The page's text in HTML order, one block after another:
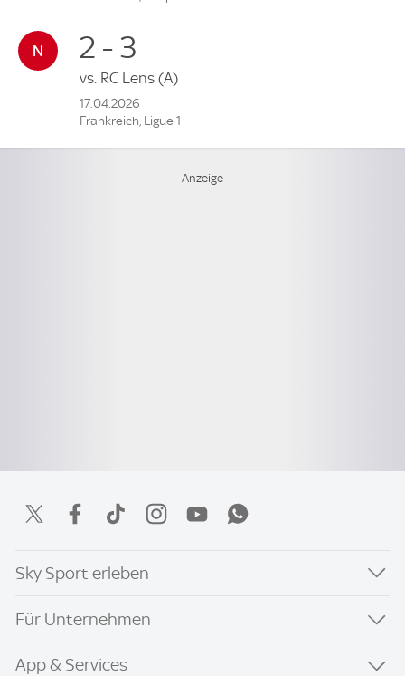
2 - 3
vs. RC Lens (A)
17.04.2026
Frankreich, Ligue 1
Sky Sport erleben
Für Unternehmen
App & Services